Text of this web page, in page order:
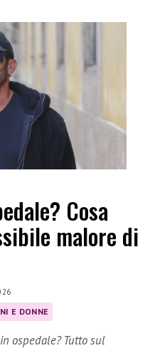
Cosa
malore di
E DONNE
ospedale? Tutto sul